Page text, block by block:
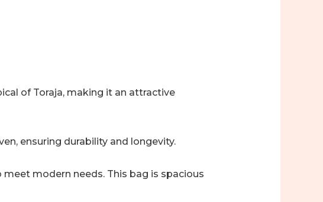
of Toraja, making it an attractive
ensuring durability and longevity.
meet modern needs. This bag is spacious